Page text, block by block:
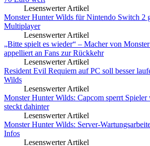
Lesenswerter Artikel
Monster Hunter Wilds für Nintendo Switch 2
Multiplayer
Lesenswerter Artikel
„Bitte spielt es wieder“ – Macher von
appelliert an Fans zur Rückkehr
Lesenswerter Artikel
Resident Evil Requiem auf PC soll besser
Wilds
Lesenswerter Artikel
Monster Hunter Wilds: Capcom sperrt Spieler
steckt dahinter
Lesenswerter Artikel
Monster Hunter Wilds: Server-
Infos
Lesenswerter Artikel